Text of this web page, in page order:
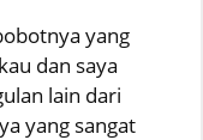
yang
dan saya
lain dari
yang sangat